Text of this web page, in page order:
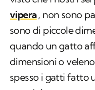
vipera, non sono
sono di piccole
quando un gatto
dimensioni o
spesso i gatti fatto